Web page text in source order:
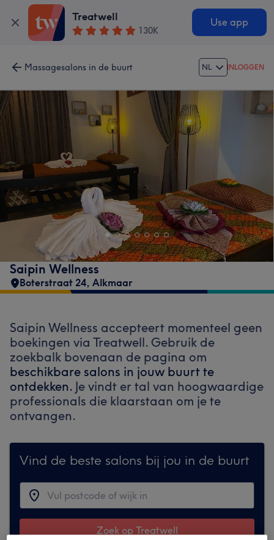
Treatwell
130K
Use app
Massagesalons in de buurt NL INLOGGEN
Saipin Wellness
Boterstraat 24, Alkmaar
Saipin Wellness accepteert momenteel geen
boekingen via Treatwell. Gebruik de
zoekbalk bovenaan de pagina om
beschikbare salons in jouw buurt te
ontdekken. Je vindt er tal van hoogwaardige
professionals die klaarstaan om je te
ontvangen.
Vind de beste salons bij jou in de buurt
Zoek op Treatwell